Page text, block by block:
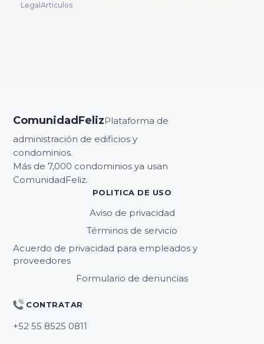
Legal Articulos
ComunidadFelizPlataforma de
administración de edificios y
condominios.
Más de 7,000 condominios ya usan
ComunidadFeliz.
POLITICA DE USO
Aviso de privacidad
Términos de servicio
Acuerdo de privacidad para empleados y
proveedores
Formulario de denuncias
CONTRATAR